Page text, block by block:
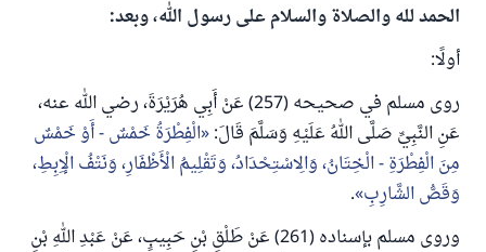
الحمد لله والصلاة والسلام على رسول الله، وبعد:
أولًا:
روى مسلم في صحيحه (257) عَنْ أَبِي هُرَيْرَةَ، رضي الله عنه،
عَنِ النَّبِيِّ صَلَّى اللهُ عَلَيْهِ وَسَلَّمَ قَالَ: الْفِطْرَةُ خَمْسٌ - أَوْ خَمْسٌ
مِنَ الْفِطْرَةِ - الْخِتَانُ، وَالِاسْتِحْدَادُ، وَتَقْلِيمُ الْأَظْفَارِ، وَنَتْفُ الْإِبِطِ،
وَقَصُّ الشَّارِبِ .
وروى مسلم بإسناده (261) عَنْ طَلْقِ بْنِ حَبِيبٍ، عَنْ عَبْدِ اللهِ بْنِ